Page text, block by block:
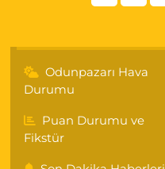
Odunpazarı Hava
Durumu
Puan Durumu ve
Fikstür